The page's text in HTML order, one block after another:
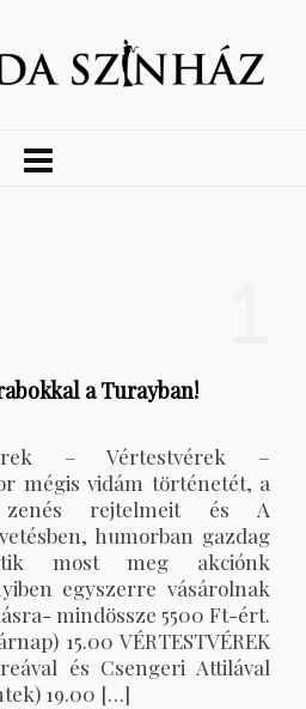
a Turayban!
– Vértestvérek –
mégis vidám történetét, a
zenés rejtelmeit és A
humorban gazdag
most meg akciónk
egyszerre vásárolnak
mindössze 5500 Ft-ért.
15.00 VÉRTESTVÉREK
és Csengeri Attilával
19.00 […]